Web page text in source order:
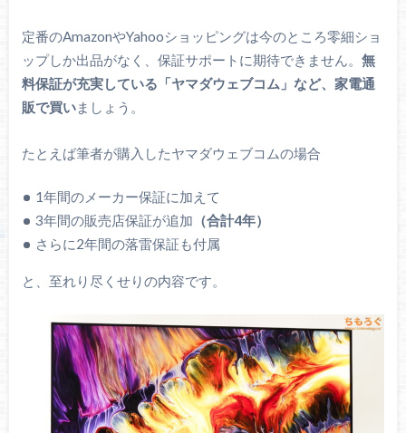
単4電池（2個）
説明書
使い方ガイド
保証書
スタンドベース
本）
転倒防止ベルト
ベルト用ネジ（M4：2本）
重量
メーカー公表値
12.0 kg（パネルのみ）
15.5 kg（スタンド含む）
重量
筆者の実測値
10.5 kg（パネルのみ）
3.71 kg（付属スタンド）
定番のAmazonやYahooショッピングは今のところ零細ショ
ップしか出品がなく、保証サポートに期待できません。 無
料保証が充実している「ヤマダウェブコム」など、家電通
販で買いましょう。
たとえば筆者が購入したヤマダウェブコムの場合
1年間のメーカー保証に加えて
3年間の販売店保証が追加 （合計4年）
さらに2年間の落雷保証も付属
と、至れり尽くせりの内容です。